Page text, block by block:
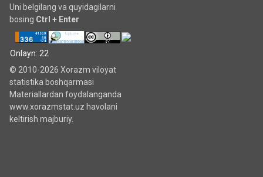
Uni belgilang va quyidagilarni
bosing Ctrl + Enter
Onlayn: 22
© 2010-2026 Xorazm viloyat
statistika boshqarmasi
Materiallardan foydalanganda
www.xorazmstat.uz havolani
keltirish majburiy.